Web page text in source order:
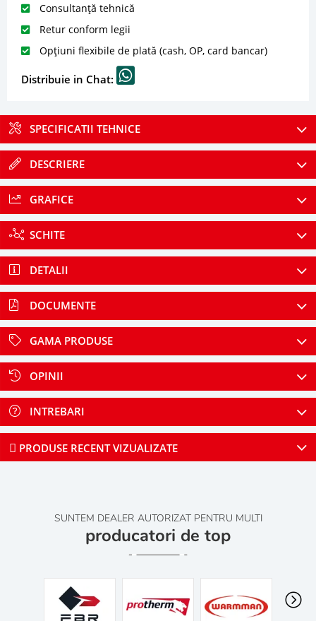
Consultanță tehnică
Retur conform legii
Opțiuni flexibile de plată (cash, OP, card bancar)
Distribuie in Chat:
SPECIFICATII TEHNICE
DESCRIERE
GRAFICE
SCHITE
DETALII
DOCUMENTE
GAMA PRODUSE
OPINII
INTREBARI
PRODUSE RECENT VIZUALIZATE
SUNTEM DEALER AUTORIZAT PENTRU MULTI
producatori de top